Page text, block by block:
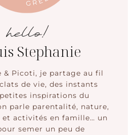
hello!
Stephanie
& Picoti, je partage au fil
de vie, des instants
inspirations du
parle parentalité, nature,
activités en famille… un
semer un peu de